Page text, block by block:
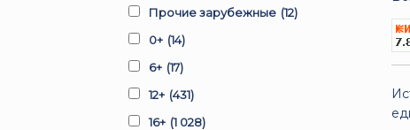
Прочие зарубежные (12)
0+ (14)
6+ (17)
12+ (431)
16+ (1 028)